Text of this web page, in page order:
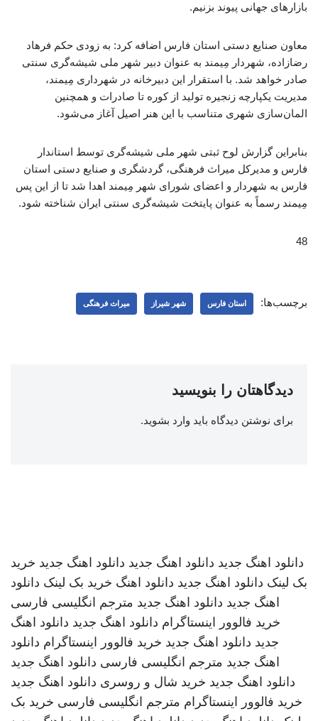
بازارهای جهانی پیوند بزنیم.
معاون صنایع دستی استان فارس اضافه کرد: به زودی حکم فرهاد
رضازاده، شهردار مِیمند به عنوان دبیر شهر ملی شیشه‌گری سنتی
صادر خواهد شد. با استقرار این دبیرخانه در شهرداری مِیمند،
مدیریت یکپارچه زنجیره تولید از کوره تا صادرات و همچنین
المان‌سازی شهری متناسب با این هنر اصیل آغاز می‌شود.
بنابراین گزارش لوح ثبتی شهر ملی شیشه‌گری توسط استاندار
فارس و مدیرکل میراث فرهنگی، گردشگری و صنایع دستی استان
فارس به شهردار و اعضای شورای شهر مِیمند اهدا شد تا از این پس
مِیمند رسماً به عنوان پایتخت شیشه‌گری سنتی ایران شناخته شود.
48
برچسب‌ها: استان فارس شهر شیراز میراث فرهنگی
دیدگاهتان را بنویسید
برای نوشتن دیدگاه باید وارد بشوید.
دانلود اهنگ جدید دانلود اهنگ جدید دانلود اهنگ جدید خرید
بک لینک دانلود اهنگ جدید دانلود اهنگ خرید بک لینک دانلود
اهنگ جدید دانلود اهنگ جدید مترجم انگلیسی فارسی
خرید فالوور اینستاگرام دانلود اهنگ جدید دانلود اهنگ
جدید دانلود اهنگ جدید خرید فالوور اینستاگرام دانلود
اهنگ جدید مترجم انگلیسی فارسی دانلود اهنگ جدید
دانلود اهنگ جدید خرید شال و روسری دانلود اهنگ جدید
خرید فالوور اینستاگرام مترجم انگلیسی فارسی خرید بک